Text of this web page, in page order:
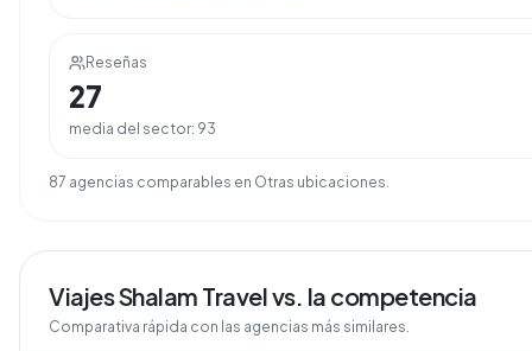
Reseñas
27
media del sector: 93
87 agencias comparables en Otras ubicaciones
Viajes Shalam Travelvs. la competencia
Comparativa rápida con las agencias más similares.